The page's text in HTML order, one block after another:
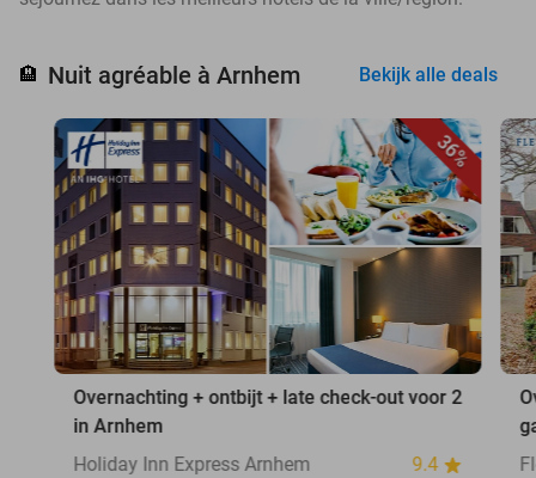
🏨 Nuit agréable à Arnhem Bekijk alle deals
36%
Overnachting + ontbijt + late check-out voor 2
in Arnhem
Holiday Inn Express Arnhem
9.4